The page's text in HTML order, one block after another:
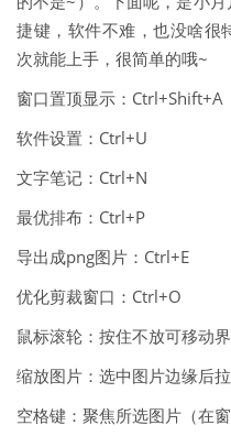
捷键，软件不难，也没啥很
次就能上手，很简单的哦~
窗口置顶显示：Ctrl+Shift+A
软件设置：Ctrl+U
文字笔记：Ctrl+N
最优排布：Ctrl+P
导出成png图片：Ctrl+E
优化剪裁窗口：Ctrl+O
鼠标滚轮：按住不放可移动
缩放图片：选中图片边缘后
空格键：聚焦所选图片（在